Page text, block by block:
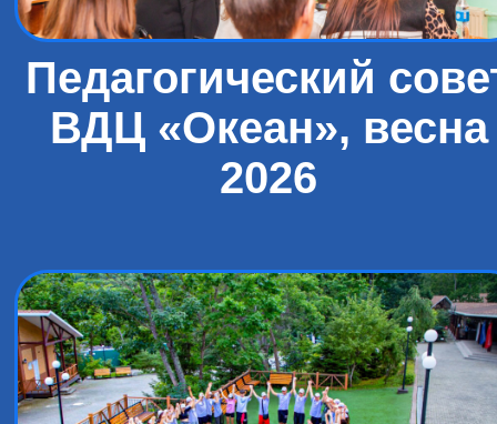
Педагогический
ВДЦ «Океан», весна
2026